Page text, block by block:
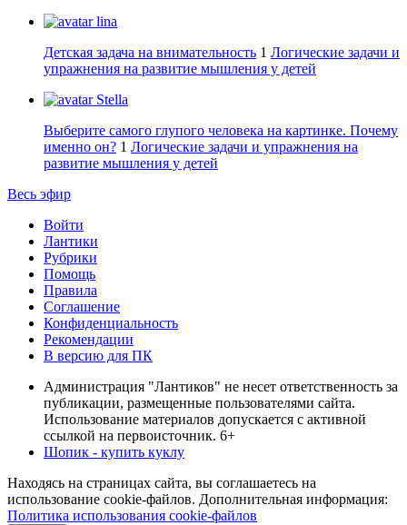
lina
Детская задача на внимательность 1 Логические задачи и
упражнения на развитие мышления у детей
Stella
Выберите самого глупого человека на картинке. Почему
именно он? 1 Логические задачи и упражнения на
развитие мышления у детей
Весь эфир
Войти
Лантики
Рубрики
Помощь
Правила
Соглашение
Конфиденциальность
Рекомендации
В версию для ПК
Администрация "Лантиков" не несет ответственность за
публикации, размещенные пользователями сайта.
Использование материалов допускается с активной
ссылкой на первоисточник. 6+
Шопик - купить куклу
Находясь на страницах сайта, вы соглашаетесь на
использование cookie-файлов. Дополнительная информация:
Политика использования cookie-файлов